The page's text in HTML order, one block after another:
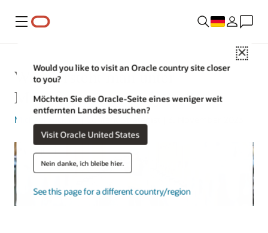
Menü
Close
Would you like to visit an Oracle country site closer
to you?
Möchten Sie die Oracle-Seite eines weniger weit
entfernten Landes besuchen?
Visit Oracle United States
Nein danke, ich bleibe hier.
See this page for a different country/region
Was versteht man unter
Manufacturing Analytics?
Michael Hickins